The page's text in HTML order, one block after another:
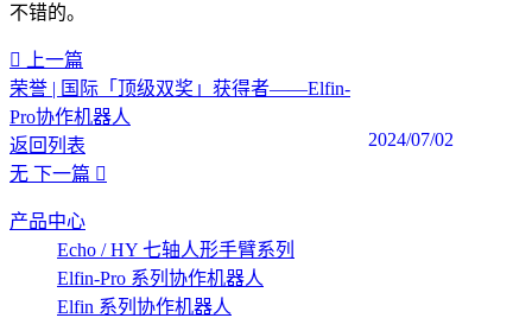
不错的。
上一篇
荣誉 | 国际「顶级双奖」获得者——Elfin-
Pro协作机器人
2024/07/02
返回列表
无 下一篇
产品中心
Echo / HY 七轴人形手臂系列
Elfin-Pro 系列协作机器人
Elfin 系列协作机器人